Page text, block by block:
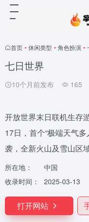
首页 • 休闲类型 • 角色扮演 •
七日世界
10个月前发布 165
开放世界末日联机生存
17日，首个“极端天气
袭，全新火山及雪山区
所在地：
中国
收录时间：
2025-03-13
打开网站